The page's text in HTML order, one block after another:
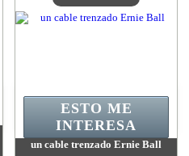
un cable trenzado Ernie Ball
ESTO ME
INTERESA